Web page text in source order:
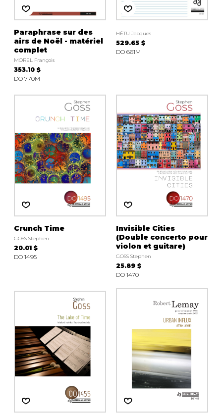
Paraphrase sur des
airs de Noël - matériel
complet
MOREL François
353.10 $
DO 770M
HÉTU Jacques
529.65 $
DO 661M
Crunch Time
GOSS Stephen
20.01 $
DO 1495
Invisible Cities
(Double concerto pour
violon et guitare)
GOSS Stephen
25.89 $
DO 1470